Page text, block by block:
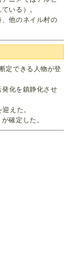
いる）。
他のネイル村の
定できる人物が登
化を鎮静化させ
えた。
確定した。